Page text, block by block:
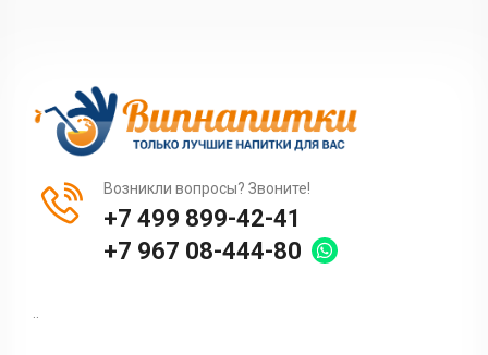
Возникли вопросы? Звоните!
+7 499 899-42-41
+7 967 08-444-80
..